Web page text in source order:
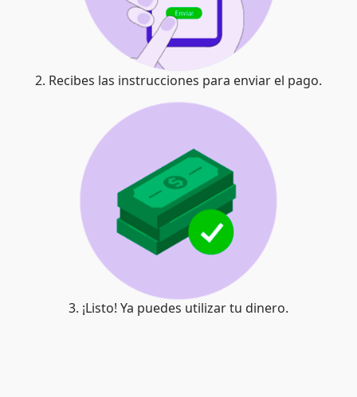
2. Recibes las instrucciones para enviar el pago.
3. ¡Listo! Ya puedes utilizar tu dinero.